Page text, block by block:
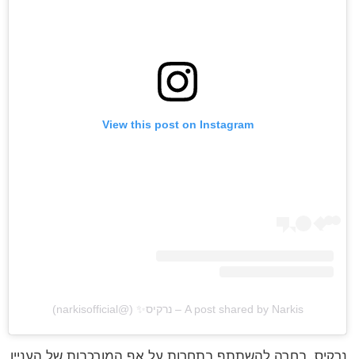
View this post on Instagram
A post shared by Narkis – נרקיס✨ (@narkisofficial)
בחרה להשתתף בתחרות על אף המורכבות של העניין